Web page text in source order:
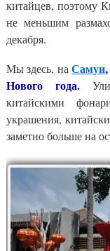
китайцев, поэтому
не меньшим
декабря.
Мы здесь, на Самуи,
Нового года.
китайскими
украшения,
заметно больше на